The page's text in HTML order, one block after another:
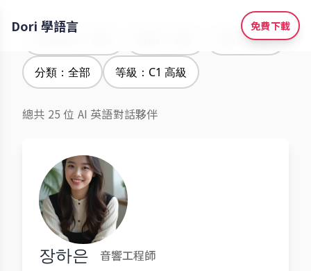
Dori 學語言 免費下載
性別：女性
分類：全部 等級：C1 高級
總共 25 位 AI 英語對話夥伴
장하은 音響工程師